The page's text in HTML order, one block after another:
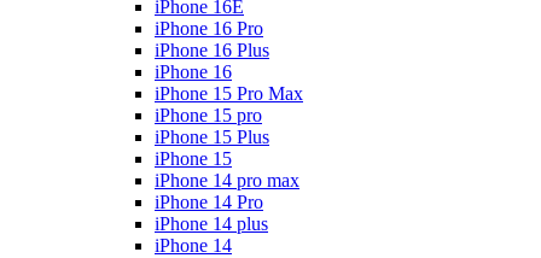
iPhone 16E
iPhone 16 Pro
iPhone 16 Plus
iPhone 16
iPhone 15 Pro Max
iPhone 15 pro
iPhone 15 Plus
iPhone 15
iPhone 14 pro max
iPhone 14 Pro
iPhone 14 plus
iPhone 14